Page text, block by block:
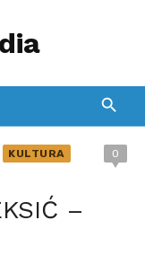
KULTURA
0
–